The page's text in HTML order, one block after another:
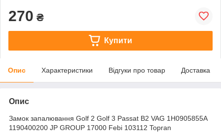
270 ₴
Купити
Опис Характеристики Відгуки про товар Доставка
Опис
Замок запалювання Golf 2 Golf 3 Passat B2 VAG 1H0905855A
1190400200 JP GROUP 17000 Febi 103112 Topran